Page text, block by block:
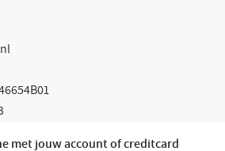
met jouw account of creditcard